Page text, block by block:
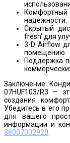
надежности.
Скрытый
fresh' для
3-D Airflow
помещению.
Поддержка
Заключение:
07HUF103/R3 —
создания
Убедитесь в его
для вашего
информации и
88007002920.